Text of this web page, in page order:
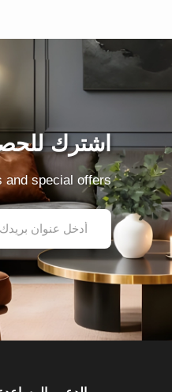
اشترك
and special offers